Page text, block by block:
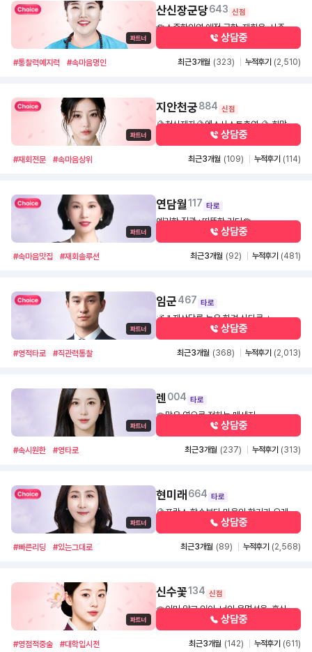
🙏🙏"원"💫473신들린적중률💥
산신장군당643 신점
🪷소중한인연,애정 궁합. 재회운. 사주. 금
전사업.매매. 꿈해몽~ 신령님의맑은영의공
해드리겠습니다 🪷
상담중
#통찰력예지력 #속마음명인 최근 3개월 (323) 누적후기 (2,510)
지안천궁884 신점
🔮천신제자🔮엑소시스트출연.🔮 희망고
문 없는 공수 그대로 전달합니다. 방향성과
상담중
#재회전문 #속마음상위 최근 3개월 (109) 누적후기 (114)
연담월117 타로
예리한 직관+따뜻한 리딩🪷
상담중
#속마음맛집 #재회솔루션 최근 3개월 (92) 누적후기 (481)
임군467 타로
🌌 " 재상담률 높은 화경 신타로 ⭐
상담중
#영적타로 #직관력통찰 최근 3개월 (368) 누적후기 (2,013)
렌004 타로
🪭맑은 영으로 전하는 메세지
1,100 30초상담중
#속시원한 #영타로 최근 3개월 (237) 누적후기 (313)
현미래 664 타로
🔮프랑스 향수보다 마음의 향기가 오래갑
상담중
#빠른리딩 #있는그대로 최근 3개월 (89) 누적후기 (2,568)
신수꽃134 신점
🪭이미 알고 있어, 너의 운명선을. 혼심적
중의 무녀 -신수꽃. 상담중
#영점적중술 #대학입시전 최근 3개월 (142) 누적후기 (611)